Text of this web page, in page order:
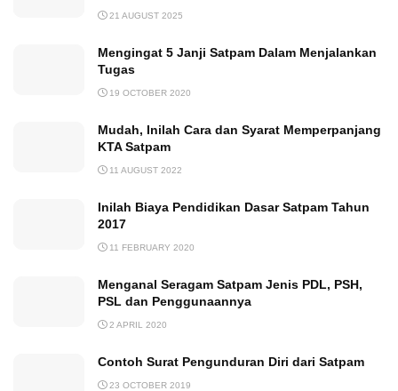
21 AUGUST 2025
Mengingat 5 Janji Satpam Dalam Menjalankan
Tugas
19 OCTOBER 2020
Mudah, Inilah Cara dan Syarat Memperpanjang
KTA Satpam
11 AUGUST 2022
Inilah Biaya Pendidikan Dasar Satpam Tahun
2017
11 FEBRUARY 2020
Menganal Seragam Satpam Jenis PDL, PSH,
PSL dan Penggunaannya
2 APRIL 2020
Contoh Surat Pengunduran Diri dari Satpam
23 OCTOBER 2019